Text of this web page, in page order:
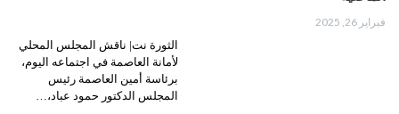
فبراير 26, 2025
الثورة نت| ناقش المجلس المحلي
لأمانة العاصمة في اجتماعه اليوم،
برئاسة أمين العاصمة رئيس
المجلس الدكتور حمود عباد،…